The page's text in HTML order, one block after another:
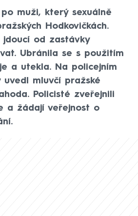
muži, který sexuálně
Hodkovičkách.
jdoucí od zastávky
Ubránila se s použitím
a utekla. Na policejním
mluvčí pražské
Policisté zveřejnili
a žádají veřejnost o